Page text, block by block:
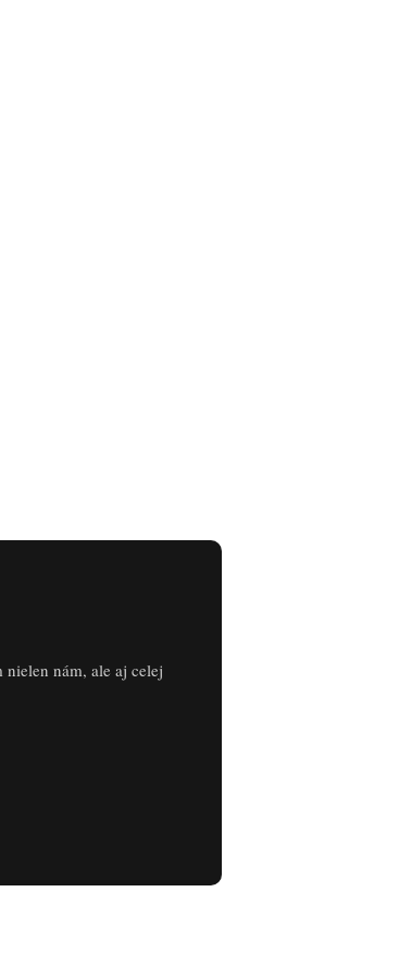
nám, ale aj celej